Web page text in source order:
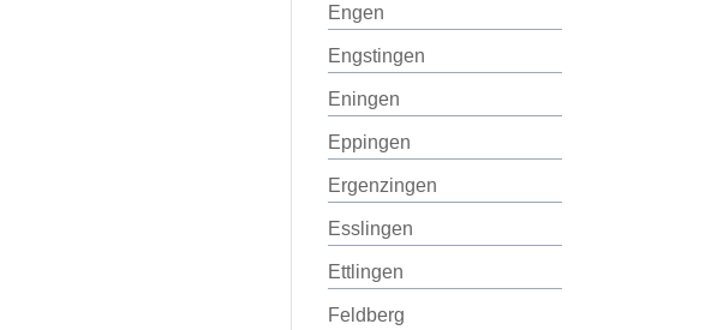
Engen
Engstingen
Eningen
Eppingen
Ergenzingen
Esslingen
Ettlingen
Feldberg